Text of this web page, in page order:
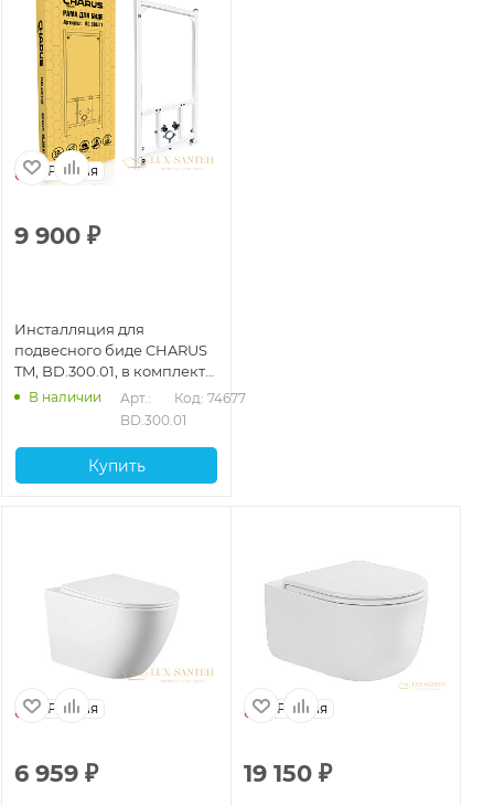
Россия
9 900 ₽
Инсталляция для
подвесного биде CHARUS
TM, BD.300.01, в комплекте
с креплениями
В наличии
Арт.:
BD.300.01
Код: 74677
Купить
Россия
6 959 ₽
Россия
19 150 ₽